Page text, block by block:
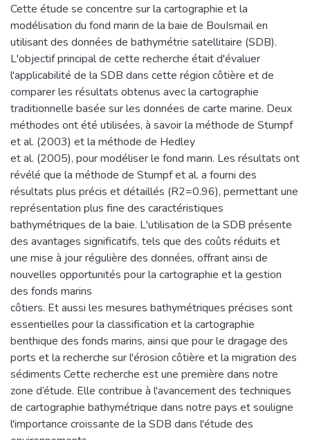
Cette étude se concentre sur la cartographie et la
modélisation du fond marin de la baie de BouIsmail en
utilisant des données de bathymétrie satellitaire (SDB).
L'objectif principal de cette recherche était d'évaluer
l'applicabilité de la SDB dans cette région côtière et de
comparer les résultats obtenus avec la cartographie
traditionnelle basée sur les données de carte marine. Deux
méthodes ont été utilisées, à savoir la méthode de Stumpf
et al. (2003) et la méthode de Hedley
et al. (2005), pour modéliser le fond marin. Les résultats ont
révélé que la méthode de Stumpf et al. a fourni des
résultats plus précis et détaillés (R2=0.96), permettant une
représentation plus fine des caractéristiques
bathymétriques de la baie. L'utilisation de la SDB présente
des avantages significatifs, tels que des coûts réduits et
une mise à jour régulière des données, offrant ainsi de
nouvelles opportunités pour la cartographie et la gestion
des fonds marins
côtiers. Et aussi les mesures bathymétriques précises sont
essentielles pour la classification et la cartographie
benthique des fonds marins, ainsi que pour le dragage des
ports et la recherche sur l'érosion côtière et la migration des
sédiments Cette recherche est une première dans notre
zone d’étude. Elle contribue à l'avancement des techniques
de cartographie bathymétrique dans notre pays et souligne
l'importance croissante de la SDB dans l'étude des